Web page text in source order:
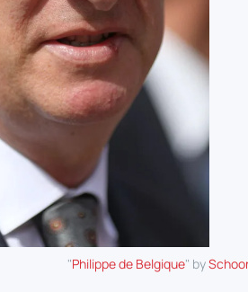
"Philippe de Belgique" by